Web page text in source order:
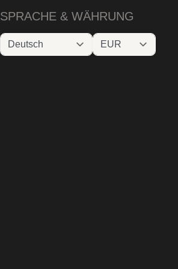
SPRACHE & WÄHRUNG